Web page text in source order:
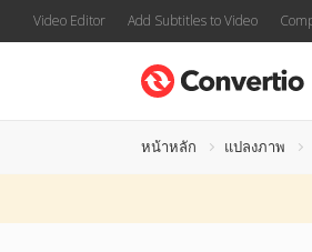
Video Editor Add Subtitles to Video
หน้าหลัก แปลงภาพ